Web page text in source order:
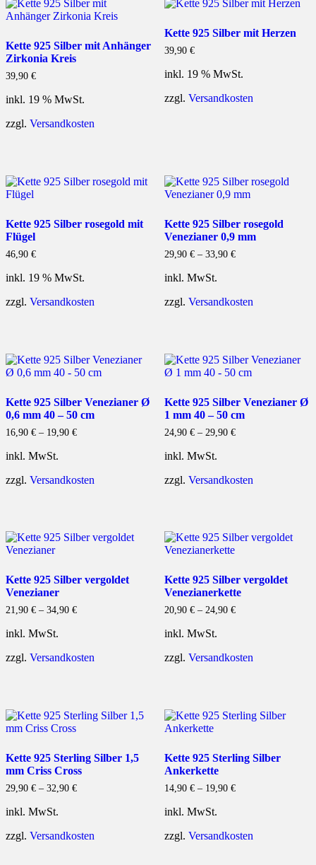
Kette 925 Silber mit Anhänger
Zirkonia Kreis
39,90 €
inkl. 19 % MwSt.
zzgl. Versandkosten
Kette 925 Silber mit Herzen
39,90 €
inkl. 19 % MwSt.
zzgl. Versandkosten
Kette 925 Silber rosegold mit
Flügel
46,90 €
inkl. 19 % MwSt.
zzgl. Versandkosten
Kette 925 Silber rosegold
Venezianer 0,9 mm
29,90 €– 33,90 €
inkl. MwSt.
zzgl. Versandkosten
Kette 925 Silber Venezianer Ø
0,6 mm 40 – 50 cm
16,90 € – 19,90 €
inkl. MwSt.
zzgl. Versandkosten
Kette 925 Silber Venezianer Ø
1 mm 40 – 50 cm
24,90 €– 29,90 €
inkl. MwSt.
zzgl. Versandkosten
Kette 925 Silber vergoldet
Venezianer
21,90 € – 34,90 €
inkl. MwSt.
zzgl. Versandkosten
Kette 925 Silber vergoldet
Venezianerkette
20,90 €– 24,90 €
inkl. MwSt.
zzgl. Versandkosten
Kette 925 Sterling Silber 1,5
mm Criss Cross
29,90 € – 32,90 €
inkl. MwSt.
zzgl. Versandkosten
Kette 925 Sterling Silber
Ankerkette
14,90 €– 19,90 €
inkl. MwSt.
zzgl. Versandkosten